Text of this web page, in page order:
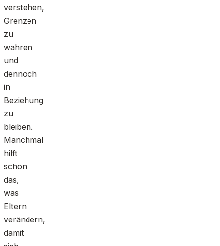
verstehen,
Grenzen
zu
wahren
und
dennoch
in
Beziehung
zu
bleiben.
Manchmal
hilft
schon
das,
was
Eltern
verändern,
damit